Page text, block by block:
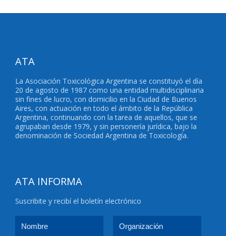
ATA
La Asociación Toxicológica Argentina se constituyó el día
20 de agosto de 1987 como una entidad multidisciplinaria
sin fines de lucro, con domicilio en la Ciudad de Buenos
Aires, con actuación en todo el ámbito de la República
Argentina, continuando con la tarea de aquellos, que se
agrupaban desde 1979, y sin personería jurídica, bajo la
denominación de Sociedad Argentina de Toxicología.
ATA INFORMA
Suscribite y recibí el boletín electrónico